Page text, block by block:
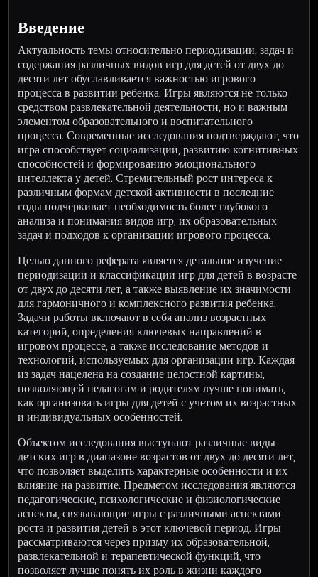
Введение
Актуальность темы относительно периодизации, задач и
содержания различных видов игр для детей от двух до
десяти лет обуславливается важностью игрового
процесса в развитии ребенка. Игры являются не только
средством развлекательной деятельности, но и важным
элементом образовательного и воспитательного
процесса. Современные исследования подтверждают, что
игра способствует социализации, развитию когнитивных
способностей и формированию эмоционального
интеллекта у детей. Стремительный рост интереса к
различным формам детской активности в последние
годы подчеркивает необходимость более глубокого
анализа и понимания видов игр, их образовательных
задач и подходов к организации игрового процесса.
Целью данного реферата является детальное изучение
периодизации и классификации игр для детей в возрасте
от двух до десяти лет, а также выявление их значимости
для гармоничного и комплексного развития ребенка.
Задачи работы включают в себя анализ возрастных
категорий, определения ключевых направлений в
игровом процессе, а также исследование методов и
технологий, используемых для организации игр. Каждая
из задач нацелена на создание целостной картины,
позволяющей педагогам и родителям лучше понимать,
как организовать игры для детей с учетом их возрастных
и индивидуальных особенностей.
Объектом исследования выступают различные виды
детских игр в диапазоне возрастов от двух до десяти лет,
что позволяет выделить характерные особенности и их
влияние на развитие. Предметом исследования являются
педагогические, психологические и физиологические
аспекты, связывающие игры с различными аспектами
роста и развития детей в этот ключевой период. Игры
рассматриваются через призму их образовательной,
развлекательной и терапевтической функций, что
позволяет лучше понять их роль в жизни каждого